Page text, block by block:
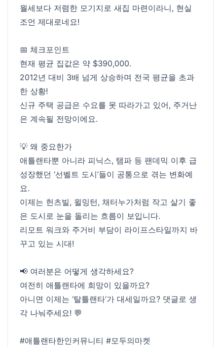
월세보다 저렴한 모기지로 새집 마련이라니, 현실
조언 제대로네요!
📅 체크포인트
현재 평균 집값은 약 $390,000.
2012년 대비 3배 넘게 상승하며 전국 평균을 초과
한 상황!
신규 주택 공급은 수요를 못 따라가고 있어, 주거난
은 계속될 전망이에요.
💡 왜 중요한가
애틀랜타뿐 아니라 피닉스, 탬파 등 팬데믹 이후 급
성장했던 ‘선벨트 도시’들이 공통으로 겪는 변화예
요.
이제는 헌츠빌, 윌밍턴, 채터누가처럼 작고 살기 좋
은 도시로 눈을 돌리는 흐름이 보입니다.
리모트 워크와 주거비 부담이 라이프스타일까지 바
꾸고 있는 시대!
📢 여러분은 어떻게 생각하세요?
여전히 애틀랜타에 희망이 있을까요?
아니면 이제는 ‘탈틀랜타’가 대세일까요? 댓글로 생
각 나눠주세요! 💬
#애틀랜타한인커뮤니티 #모두의마켓